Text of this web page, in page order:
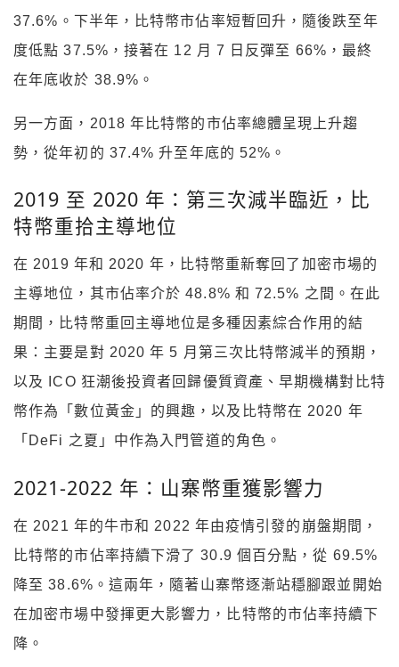
37.6%。下半年，比特幣市佔率短暫回升，隨後跌至年
度低點 37.5%，接著在 12 月 7 日反彈至 66%，最終
在年底收於 38.9%。
另一方面，2018 年比特幣的市佔率總體呈現上升趨
勢，從年初的 37.4% 升至年底的 52%。
2019 至 2020 年：第三次減半臨近，比
特幣重拾主導地位
在 2019 年和 2020 年，比特幣重新奪回了加密市場的
主導地位，其市佔率介於 48.8% 和 72.5% 之間。在此
期間，比特幣重回主導地位是多種因素綜合作用的結
果：主要是對 2020 年 5 月第三次比特幣減半的預期，
以及 ICO 狂潮後投資者回歸優質資產、早期機構對比特
幣作為「數位黃金」的興趣，以及比特幣在 2020 年
「DeFi 之夏」中作為入門管道的角色。
2021-2022 年：山寨幣重獲影響力
在 2021 年的牛市和 2022 年由疫情引發的崩盤期間，
比特幣的市佔率持續下滑了 30.9 個百分點，從 69.5%
降至 38.6%。這兩年，隨著山寨幣逐漸站穩腳跟並開始
在加密市場中發揮更大影響力，比特幣的市佔率持續下
降。